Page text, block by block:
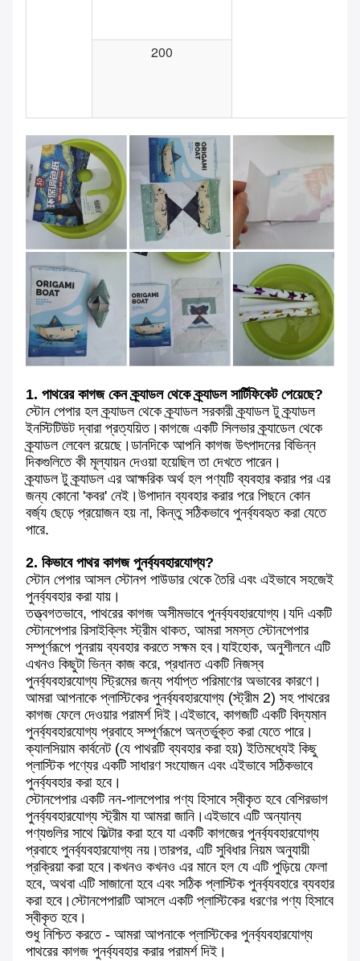
200
1. পাথরের কাগজ কেন ক্র্যাডল থেকে ক্র্যাডল সার্টিফিকেট পেয়েছে?
স্টোন পেপার হল ক্র্যাডল থেকে ক্র্যাডল সরকারী ক্র্যাডল টু ক্র্যাডল
ইনস্টিটিউট দ্বারা প্রত্যয়িত।কাগজে একটি সিলভার ক্র্যাডেল থেকে
ক্র্যাডল লেবেল রয়েছে।ডানদিকে আপনি কাগজ উৎপাদনের বিভিন্ন
দিকগুলিতে কী মূল্যায়ন দেওয়া হয়েছিল তা দেখতে পারেন।
ক্র্যাডল টু ক্র্যাডল এর ​​আক্ষরিক অর্থ হল পণ্যটি ব্যবহার করার পর এর
জন্য কোনো 'কবর' নেই।উপাদান ব্যবহার করার পরে পিছনে কোন
বর্জ্য ছেড়ে প্রয়োজন হয় না, কিন্তু সঠিকভাবে পুনর্ব্যবহৃত করা যেতে
পারে.
2. কিভাবে পাথর কাগজ পুনর্ব্যবহারযোগ্য?
স্টোন পেপার আসল স্টোনপ পাউডার থেকে তৈরি এবং এইভাবে সহজেই
পুনর্ব্যবহার করা যায়।
তত্ত্বগতভাবে, পাথরের কাগজ অসীমভাবে পুনর্ব্যবহারযোগ্য।যদি একটি
স্টোনপেপার রিসাইক্লিং স্ট্রীম থাকত, আমরা সমস্ত স্টোনপেপার
সম্পূর্ণরূপে পুনরায় ব্যবহার করতে সক্ষম হব।যাইহোক, অনুশীলনে এটি
এখনও কিছুটা ভিন্ন কাজ করে, প্রধানত একটি নিজস্ব
পুনর্ব্যবহারযোগ্য স্ট্রিমের জন্য পর্যাপ্ত পরিমাণের অভাবের কারণে।
আমরা আপনাকে প্লাস্টিকের পুনর্ব্যবহারযোগ্য (স্ট্রীম 2) সহ পাথরের
কাগজ ফেলে দেওয়ার পরামর্শ দিই।এইভাবে, কাগজটি একটি বিদ্যমান
পুনর্ব্যবহারযোগ্য প্রবাহে সম্পূর্ণরূপে অন্তর্ভুক্ত করা যেতে পারে।
ক্যালসিয়াম কার্বনেট (যে পাথরটি ব্যবহার করা হয়) ইতিমধ্যেই কিছু
প্লাস্টিক পণ্যের একটি সাধারণ সংযোজন এবং এইভাবে সঠিকভাবে
পুনর্ব্যবহার করা হবে।
স্টোনপেপার একটি নন-পালপেপার পণ্য হিসাবে স্বীকৃত হবে বেশিরভাগ
পুনর্ব্যবহারযোগ্য স্ট্রীম যা আমরা জানি।এইভাবে এটি অন্যান্য
পণ্যগুলির সাথে ফিল্টার করা হবে যা একটি কাগজের পুনর্ব্যবহারযোগ্য
প্রবাহে পুনর্ব্যবহারযোগ্য নয়।তারপর, এটি সুবিধার নিয়ম অনুযায়ী
প্রক্রিয়া করা হবে।কখনও কখনও এর মানে হল যে এটি পুড়িয়ে ফেলা
হবে, অথবা এটি সাজানো হবে এবং সঠিক প্লাস্টিক পুনর্ব্যবহারে ব্যবহার
করা হবে।স্টোনপেপারটি আসলে একটি প্লাস্টিকের ধরণের পণ্য হিসাবে
স্বীকৃত হবে।
শুধু নিশ্চিত করতে - আমরা আপনাকে প্লাস্টিকের পুনর্ব্যবহারযোগ্য
পাথরের কাগজ পুনর্ব্যবহার করার পরামর্শ দিই।